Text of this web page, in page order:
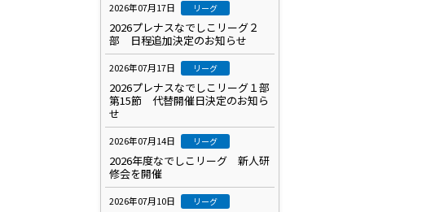
2026年07月17日 リーグ
2026プレナスなでしこリーグ２
部 日程追加決定のお知らせ
2026年07月17日 リーグ
2026プレナスなでしこリーグ１部
第15節 代替開催日決定のお知ら
せ
2026年07月14日 リーグ
2026年度なでしこリーグ 新人研
修会を開催
2026年07月10日 リーグ